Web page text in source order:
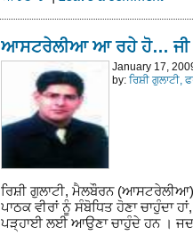
ਆਸਟਰੇਲੀਆ ਆ ਰਹੇ ਹੋ…
January 17,
by: ਰਿਸ਼ੀ ਗੁਲਾਟੀ,
ਰਿਸ਼ੀ ਗੁਲਾਟੀ, ਮੈਲਬੌਰਨ
ਪਾਠਕ ਵੀਰਾਂ ਨੂੰ ਸੰਬੋਧਿਤ ਹੋਣਾ ਚਾਹੁੰਦਾ
ਪੜ੍ਹਾਈ ਲਈ ਆਉਣਾ ਚਾਹੁੰਦੇ ਹਨ ।